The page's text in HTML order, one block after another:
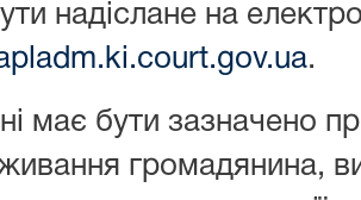
надіслане на
.
має бути зазначено
громадянина,